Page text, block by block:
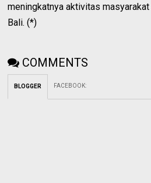
meningkatnya aktivitas
Bali. (*)
COMMENTS
BLOGGER FACEBOOK: